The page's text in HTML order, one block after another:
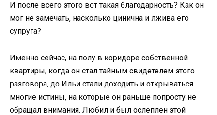
И после всего этого вот такая благодарность? Как он
мог не замечать, насколько цинична и лжива его
супруга?
Именно сейчас, на полу в коридоре собственной
квартиры, когда он стал тайным свидетелем этого
разговора, до Ильи стали доходить и открываться
многие истины, на которые он раньше попросту не
обращал внимания. Любил и был ослеплён этой